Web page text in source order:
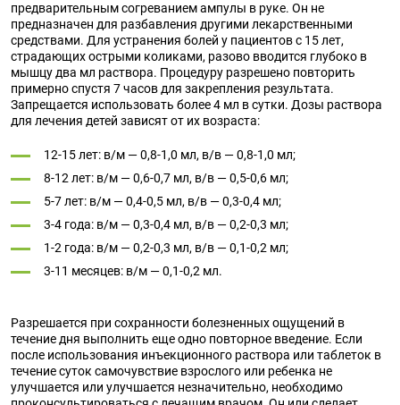
предварительным согреванием ампулы в руке. Он не
предназначен для разбавления другими лекарственными
средствами. Для устранения болей у пациентов с 15 лет,
страдающих острыми коликами, разово вводится глубоко в
мышцу два мл раствора. Процедуру разрешено повторить
примерно спустя 7 часов для закрепления результата.
Запрещается использовать более 4 мл в сутки. Дозы раствора
для лечения детей зависят от их возраста:
12-15 лет: в/м — 0,8-1,0 мл, в/в — 0,8-1,0 мл;
8-12 лет: в/м — 0,6-0,7 мл, в/в — 0,5-0,6 мл;
5-7 лет: в/м — 0,4-0,5 мл, в/в — 0,3-0,4 мл;
3-4 года: в/м — 0,3-0,4 мл, в/в — 0,2-0,3 мл;
1-2 года: в/м — 0,2-0,3 мл, в/в — 0,1-0,2 мл;
3-11 месяцев: в/м — 0,1-0,2 мл.
Разрешается при сохранности болезненных ощущений в
течение дня выполнить еще одно повторное введение. Если
после использования инъекционного раствора или таблеток в
течение суток самочувствие взрослого или ребенка не
улучшается или улучшается незначительно, необходимо